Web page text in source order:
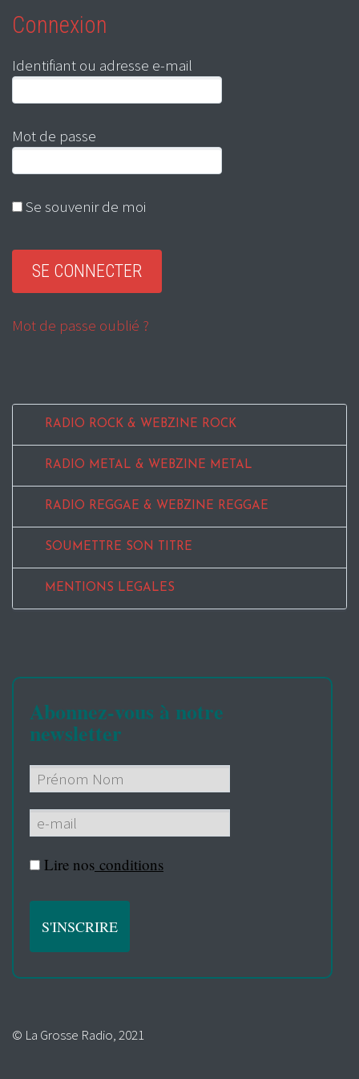
Connexion
Identifiant ou adresse e-mail
Mot de passe
Se souvenir de moi
Mot de passe oublié ?
RADIO ROCK & WEBZINE ROCK
RADIO METAL & WEBZINE METAL
RADIO REGGAE & WEBZINE REGGAE
SOUMETTRE SON TITRE
MENTIONS LEGALES
Abonnez-vous à notre
newsletter
Lire nos conditions
© La Grosse Radio, 2021